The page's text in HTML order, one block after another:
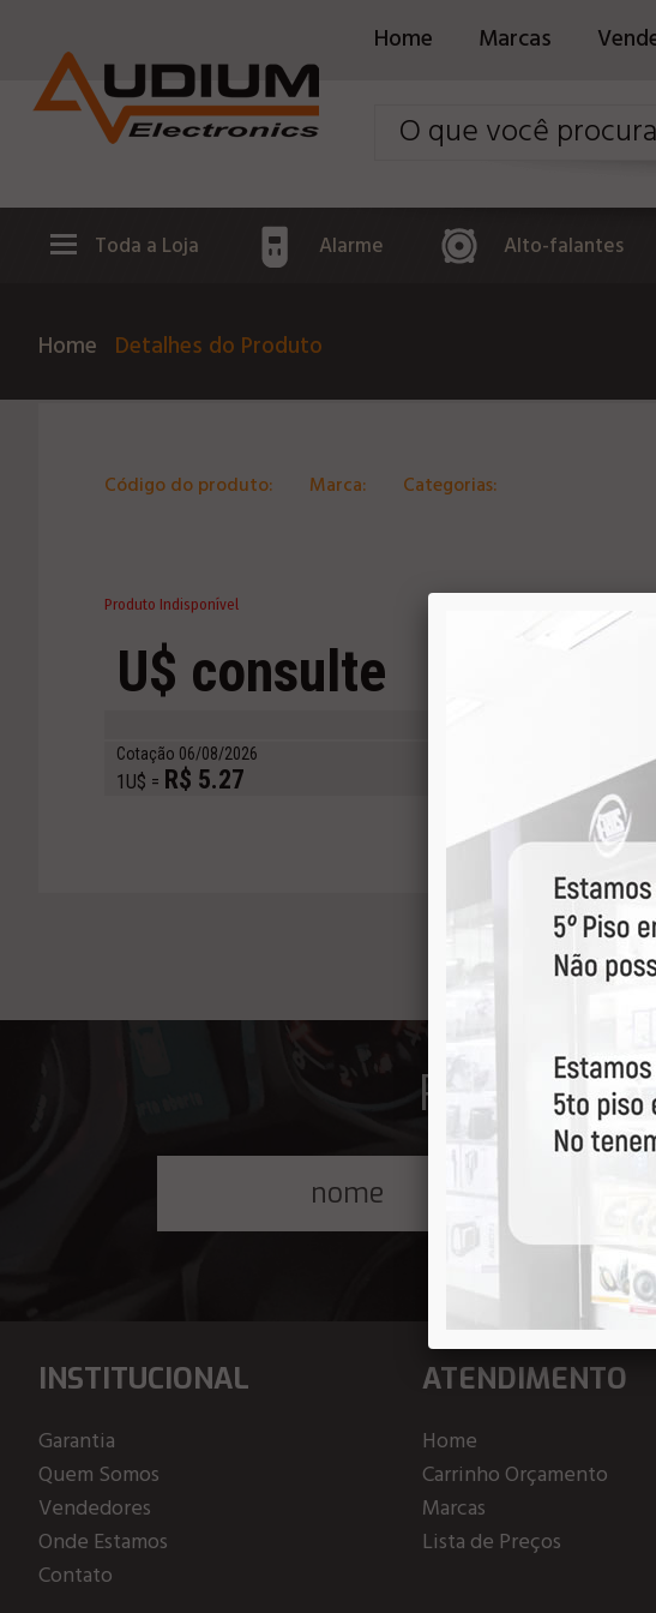
Home Marcas
Toda a Loja Alarme Alto-falantes
Home Detalhes do Produto
Código do produto: Marca: Categorias:
Produto Indisponível
U$ consulte
Cotação 06/08/2026
1U$ = R$ 5.27 +
Receba
INSTITUCIONAL
Garantia
Quem Somos
Vendedores
Onde Estamos
Contato
ATENDIMENTO
Home
Carrinho Orçamento
Marcas
Lista de Preços